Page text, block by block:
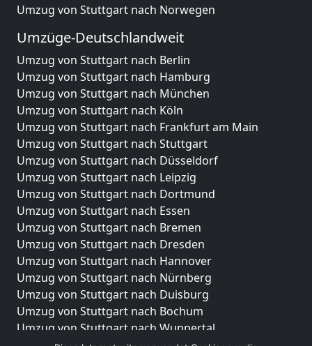
Umzug von Stuttgart nach Norwegen
Umzüge-Deutschlandweit
Umzug von Stuttgart nach Berlin
Umzug von Stuttgart nach Hamburg
Umzug von Stuttgart nach München
Umzug von Stuttgart nach Köln
Umzug von Stuttgart nach Frankfurt am Main
Umzug von Stuttgart nach Stuttgart
Umzug von Stuttgart nach Düsseldorf
Umzug von Stuttgart nach Leipzig
Umzug von Stuttgart nach Dortmund
Umzug von Stuttgart nach Essen
Umzug von Stuttgart nach Bremen
Umzug von Stuttgart nach Dresden
Umzug von Stuttgart nach Hannover
Umzug von Stuttgart nach Nürnberg
Umzug von Stuttgart nach Duisburg
Umzug von Stuttgart nach Bochum
Umzug von Stuttgart nach Wuppertal